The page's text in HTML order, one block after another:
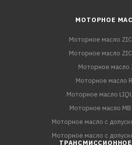
МОТОРНОЕ
Моторное масло
Моторное масло
Моторное масло
Моторное масло
Моторное масло
Моторное масло
Моторное масло с
Моторное масло с